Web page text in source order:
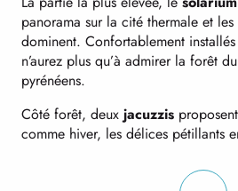
panorama sur la cité thermale et
dominent. Confortablement
n’aurez plus qu’à admirer la forêt
pyrénéens.
Côté forêt, deux jacuzzis
comme hiver, les délices pétillants